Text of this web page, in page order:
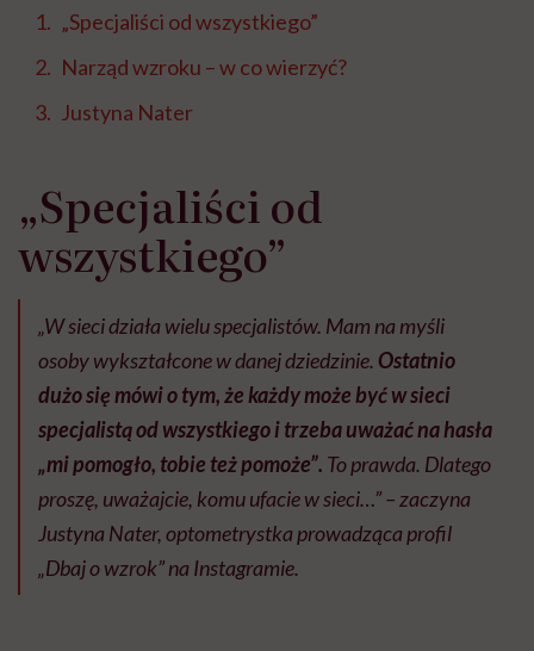
„Specjaliści od wszystkiego”
Narząd wzroku – w co wierzyć?
Justyna Nater
„Specjaliści od
wszystkiego”
„W sieci działa wielu specjalistów. Mam na myśli
osoby wykształcone w danej dziedzinie. Ostatnio
dużo się mówi o tym, że każdy może być w sieci
specjalistą od wszystkiego i trzeba uważać na hasła
„mi pomogło, tobie też pomoże”. To prawda. Dlatego
proszę, uważajcie, komu ufacie w sieci…” – zaczyna
Justyna Nater, optometrystka prowadząca profil
„Dbaj o wzrok” na Instagramie.